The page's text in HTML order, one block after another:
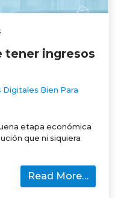
tener ingresos
Digitales Bien Para
etapa económica
que ni siquiera
Read More…